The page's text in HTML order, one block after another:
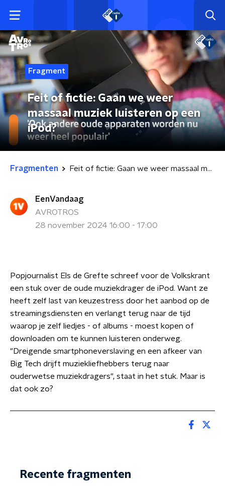
Fragment
Feit of fictie: Gaan we weer
massaal muziek luisteren op een
iPod?
Fragmenten Feit of fictie: Gaan we weer massaal muziek luisteren op een iPod?
EenVandaag
AVROTROS
28 november 2024 16:00 - 17:00
Popjournalist Els de Grefte schreef voor de Volkskrant
een stuk over de oude muziekdrager de iPod. Want ze
heeft zelf last van keuzestress door het aanbod op de
streamingsdiensten en verlangt terug naar de tijd
waarop je zelf liedjes - of albums - moest kopen of
downloaden om te kunnen luisteren onderweg.
"Dreigende smartphoneverslaving en een afkeer van
Big Tech drijft muziekliefhebbers terug naar
ouderwetse muziekdragers", staat in het stuk. Maar is
dat ook zo?
Recente fragmenten